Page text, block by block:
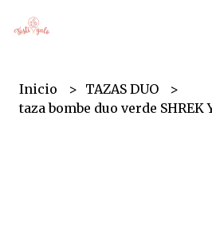
Inicio
TAZAS DUO
taza bombe duo verde SHREK